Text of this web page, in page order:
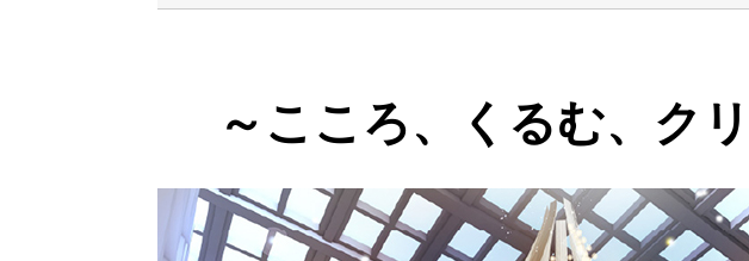
～こころ、くるむ、ク